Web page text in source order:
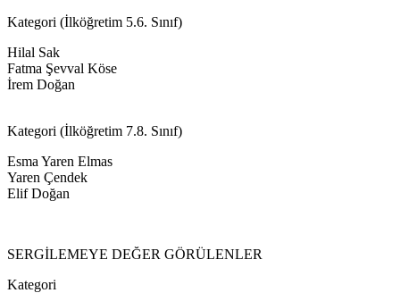
Kategori (İlköğretim 5.6. Sınıf)
Hilal Sak
Fatma Şevval Köse
İrem Doğan
Kategori (İlköğretim 7.8. Sınıf)
Esma Yaren Elmas
Yaren Çendek
Elif Doğan
SERGİLEMEYE DEĞER GÖRÜLENLER
Kategori